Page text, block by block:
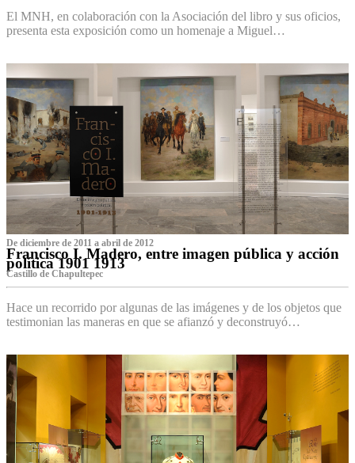
El MNH, en colaboración con la Asociación del libro y sus oficios,
presenta esta exposición como un homenaje a Miguel…
De diciembre de 2011 a abril de 2012
Francisco I. Madero, entre imagen pública y acción
política 1901 1913
Castillo de Chapultepec
Hace un recorrido por algunas de las imágenes y de los objetos que
testimonian las maneras en que se afianzó y deconstruyó…